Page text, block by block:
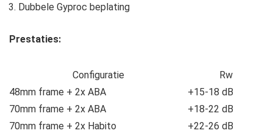
Dubbele Gyproc beplating
Prestaties:
Configuratie
Rw
48mm frame + 2x ABA
+15-18 dB
70mm frame + 2x ABA
+18-22 dB
70mm frame + 2x Habito
+22-26 dB